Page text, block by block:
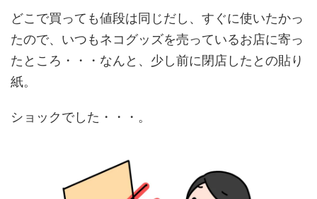
どこで買っても値段は同じだし、すぐに使いたかっ
たので、いつもネコグッズを売っているお店に寄っ
たところ・・・なんと、少し前に閉店したとの貼り
紙。
ショックでした・・・。